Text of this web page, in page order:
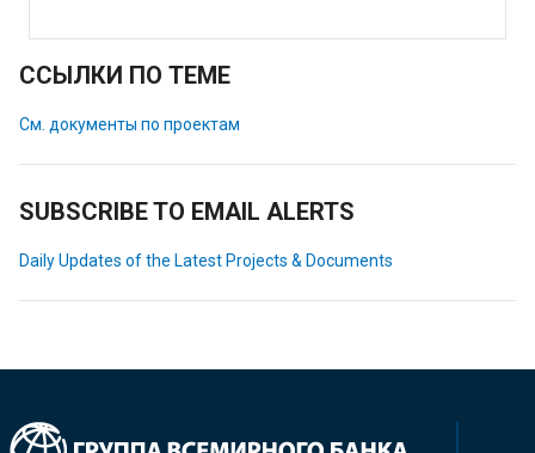
ССЫЛКИ ПО ТЕМЕ
См. документы по проектам
SUBSCRIBE TO EMAIL ALERTS
Daily Updates of the Latest Projects & Documents